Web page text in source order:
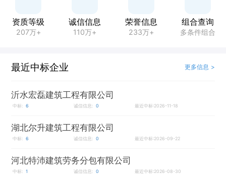
资质等级
207万+
诚信信息
110万+
荣誉信息
233万+
组合查询
多条件组合
最近中标企业 更多信息 >
沂水宏磊建筑工程有限公司
中标: 6 诚信信息: 0 最近中标:2026-11-18
湖北尔升建筑工程有限公司
中标: 6 诚信信息: 0 最近中标:2026-09-22
河北特沛建筑劳务分包有限公司
中标: 1 诚信信息: 0 最近中标:2026-08-30